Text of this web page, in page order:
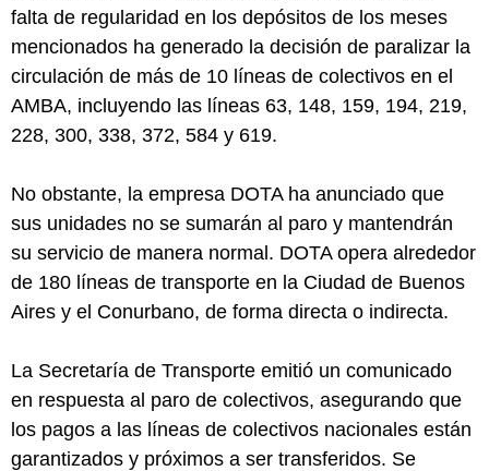
falta de regularidad en los depósitos de los meses
mencionados ha generado la decisión de paralizar la
circulación de más de 10 líneas de colectivos en el
AMBA, incluyendo las líneas 63, 148, 159, 194, 219,
228, 300, 338, 372, 584 y 619.
No obstante, la empresa DOTA ha anunciado que
sus unidades no se sumarán al paro y mantendrán
su servicio de manera normal. DOTA opera alrededor
de 180 líneas de transporte en la Ciudad de Buenos
Aires y el Conurbano, de forma directa o indirecta.
La Secretaría de Transporte emitió un comunicado
en respuesta al paro de colectivos, asegurando que
los pagos a las líneas de colectivos nacionales están
garantizados y próximos a ser transferidos. Se